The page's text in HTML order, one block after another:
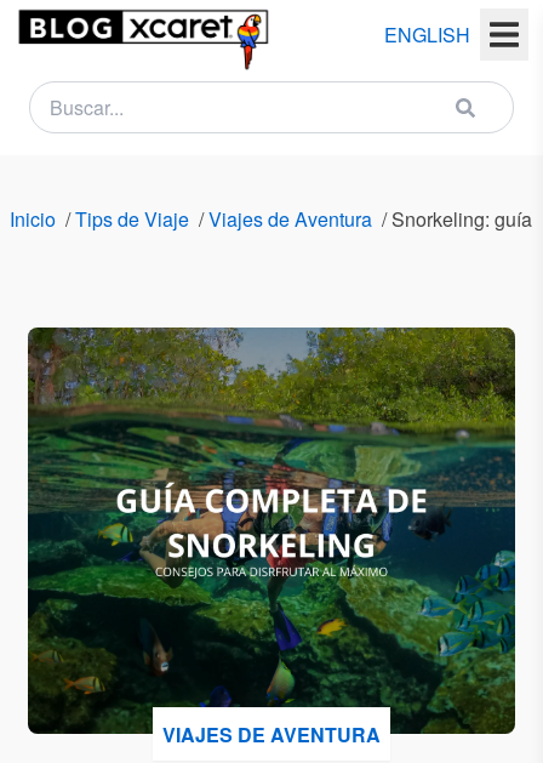
ENGLISH
Inicio /Tips de Viaje /Viajes de Aventura /Snorkeling: guía
VIAJES DE AVENTURA
NEWSLETTER
Nombre
(s)
Email
País
Acepto
recibir
correos
de
Grupo
Xcaret